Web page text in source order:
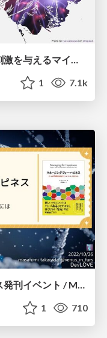
人や組織を取り巻くシステムに刺激を与えるマインドセットとしてのManagement 3.0/ Management 3.0 as a mindset for inspiring people and organization
1 7.1k
1 710